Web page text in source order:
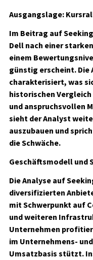
Ausgangslage:
Im Beitrag auf
Dell nach einer
einem
günstig erscheint. Die
charakterisiert, was
historischen
und anspruchsvollen
sieht der Analyst
auszubauen und
die Schwäche.
Geschäftsmodell und
Die Analyse auf
diversifizierten
mit Schwerpunkt auf
und weiteren
Unternehmen
im Unternehmens-
Umsatzbasis stützt.